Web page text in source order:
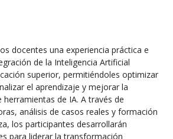
docentes una experiencia práctica e
de la Inteligencia Artificial
superior, permitiéndoles optimizar
el aprendizaje y mejorar la
de IA. A través de
análisis de casos reales y formación
los participantes desarrollarán
para liderar la transformación